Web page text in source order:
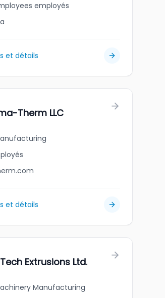
employés
et détails
Therm LLC
et détails
Extrusions Ltd.
Manufacturing